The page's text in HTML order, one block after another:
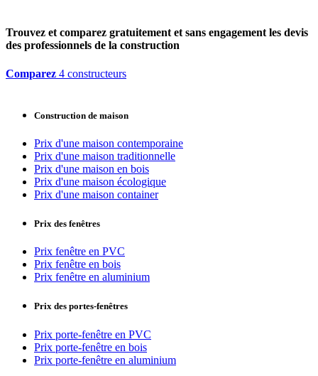
Trouvez et comparez gratuitement et sans engagement les devis
des professionnels de la construction
Comparez 4 constructeurs
Construction de maison
Prix d'une maison contemporaine
Prix d'une maison traditionnelle
Prix d'une maison en bois
Prix d'une maison écologique
Prix d'une maison container
Prix des fenêtres
Prix fenêtre en PVC
Prix fenêtre en bois
Prix fenêtre en aluminium
Prix des portes-fenêtres
Prix porte-fenêtre en PVC
Prix porte-fenêtre en bois
Prix porte-fenêtre en aluminium